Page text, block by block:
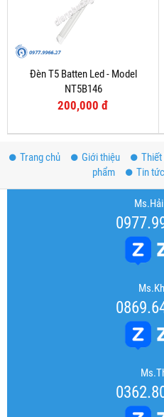
Đèn T5 Batten Led - Model
NT5B146
200,000 đ
Trang chủ Giới thiệu Thiết
phẩm
Tin tức